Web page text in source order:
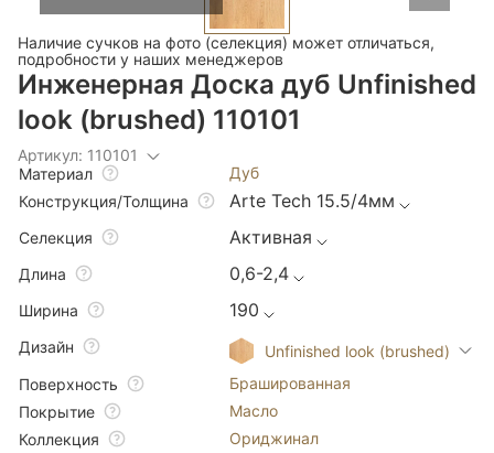
Наличие сучков на фото (селекция) может отличаться,
подробности у наших менеджеров
Инженерная Доска дуб Unfinished
look (brushed) 110101
Артикул: 110101
Материал
Дуб
Конструкция/Толщина
Arte Tech 15.5/4мм
Селекция Активная
Длина 0,6-2,4
Ширина 190
Дизайн
Unfinished look (brushed)
Поверхность
Брашированная
Покрытие
Масло
Коллекция
Ориджинал